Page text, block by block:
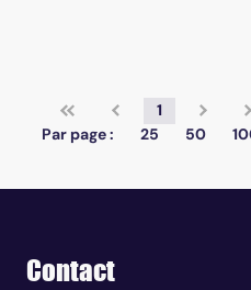
1
Par page :
25 50
Contact